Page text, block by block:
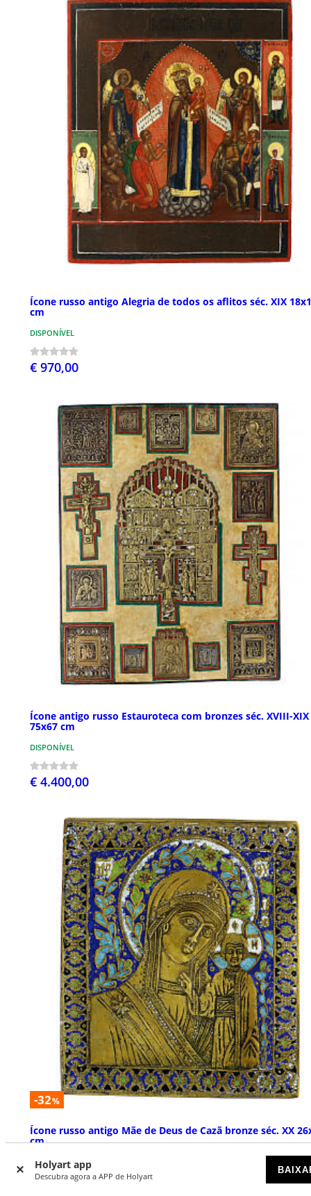
Holyart app
Descubra agora a APP de Holyart
Ícone russo antigo Alegria de todos os aflitos séc. XIX
cm
DISPONÍVEL
€ 970,00
Ícone antigo russo Estauroteca com bronzes séc. XVIII-XIX
75x67 cm
DISPONÍVEL
€ 4.400,00
-32%
Ícone russo antigo Mãe de Deus de Cazã bronze séc. XX
cm
DISPONÍVEL